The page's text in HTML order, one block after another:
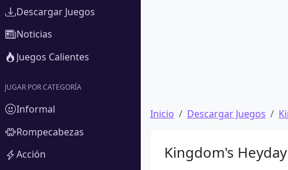
Inicio Descargar Juegos
Kingdom's
Descargar Juegos
Noticias
Juegos Calientes
JUGAR POR CATEGORÍA
Informal
Rompecabezas
Acción